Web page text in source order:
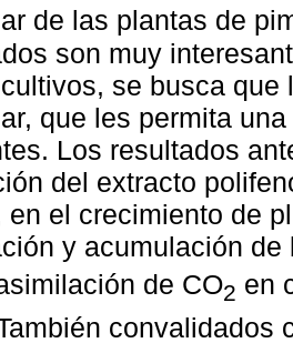
de las plantas de
son muy
se busca
que les permita
Los resultados
del extracto
en el crecimiento de
y acumulación
de CO2 en
convalidados